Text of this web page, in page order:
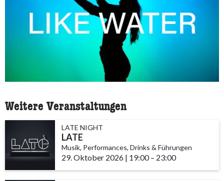
Weitere Veranstaltungen
LATE NIGHT
LATE
Musik, Performances, Drinks & Führungen
29. Oktober 2026 | 19:00accessibility.time_to
– 23:00